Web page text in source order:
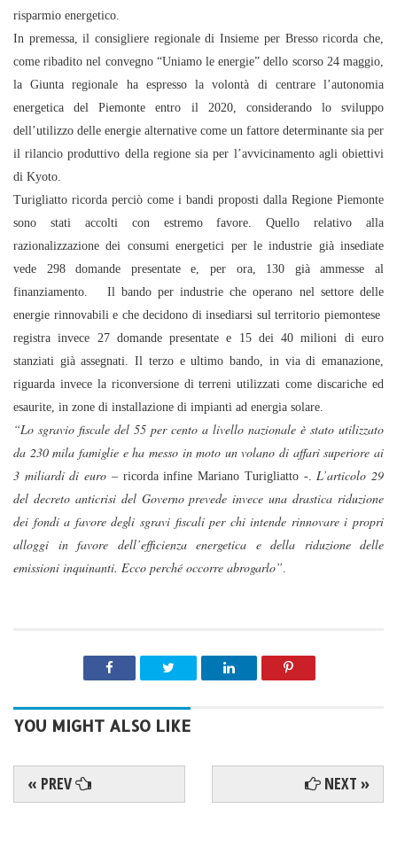
risparmio energetico.
In premessa, il consigliere regionale di Insieme per Bresso ricorda che,
come ribadito nel convegno “Uniamo le energie” dello scorso 24 maggio,
la Giunta regionale ha espresso la volontà di centrare l’autonomia
energetica del Piemonte entro il 2020, considerando lo sviluppo
dell’utilizzo delle energie alternative come un fattore determinante sia per
il rilancio produttivo della regione sia per l’avvicinamento agli obiettivi
di Kyoto.
Turigliatto ricorda perciò come i bandi proposti dalla Regione Piemonte
sono stati accolti con estremo favore. Quello relativo alla
razionalizzazione dei consumi energetici per le industrie già insediate
vede 298 domande presentate e, per ora, 130 già ammesse al
finanziamento.
Il bando per industrie che operano nel settore delle
energie rinnovabili e che decidono di insediarsi sul territorio piemontese
registra invece 27 domande presentate e 15 dei 40 milioni di euro
stanziati già assegnati. Il terzo e ultimo bando, in via di emanazione,
riguarda invece la riconversione di terreni utilizzati come discariche ed
esaurite, in zone di installazione di impianti ad energia solare.
“Lo sgravio fiscale del 55 per cento a livello nazionale è stato utilizzato
da 230 mila famiglie e ha messo in moto un volano di affari superiore ai
3 miliardi di euro – ricorda infine Mariano Turigliatto -.
L’articolo 29
del decreto anticrisi del Governo prevede invece una drastica riduzione
dei fondi a favore degli sgravi fiscali per chi intende rinnovare i propri
alloggi in favore dell’efficienza energetica e della riduzione delle
emissioni inquinanti. Ecco perché occorre abrogarlo”
YOU MIGHT ALSO LIKE
« PREV NEXT »